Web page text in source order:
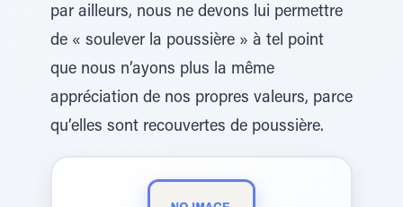
par ailleurs, nous ne devons lui permettre
de « soulever la poussière » à tel point
que nous n’ayons plus la même
appréciation de nos propres valeurs, parce
qu’elles sont recouvertes de poussière.